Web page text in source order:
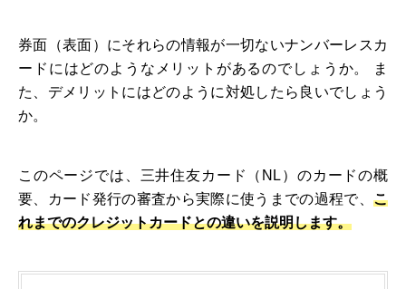
券面（表面）にそれらの情報が一切ないナンバーレスカ
ードにはどのようなメリットがあるのでしょうか。 ま
た、デメリットにはどのように対処したら良いでしょう
か。
このページでは、三井住友カード（NL）のカードの概
要、カード発行の審査から実際に使うまでの過程で、 こ
れまでのクレジットカードとの違いを説明します。